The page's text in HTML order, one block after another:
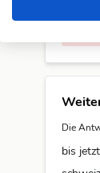
Du
Die
bis